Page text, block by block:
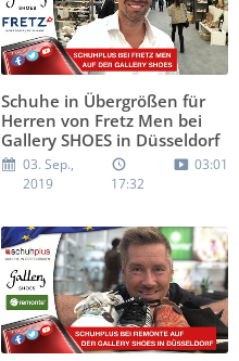
Schuhe in Übergrößen für
Herren von Fretz Men bei
Gallery SHOES in Düsseldorf
03. Sep.,
2019
17:32
03:01